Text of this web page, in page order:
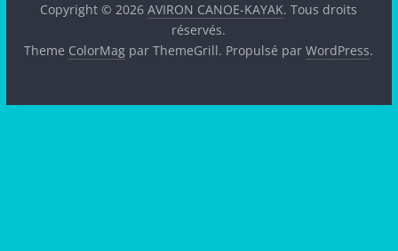
Copyright © 2026AVIRON CANOE-KAYAK. Tous droits
réservés.
Theme ColorMag par ThemeGrill. Propulsé parWordPress.